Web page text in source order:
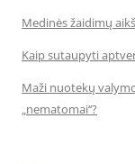
Medinės žaidimų
Kaip sutaupyti
Maži nuotekų
„nematomai‘‘?